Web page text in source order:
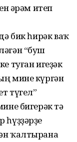
әрәм итеп
бик һирәк ваҡ
“буш
туған игеҙәк
мине күргән
түгел”
бигерәк тә
ҡалтырана